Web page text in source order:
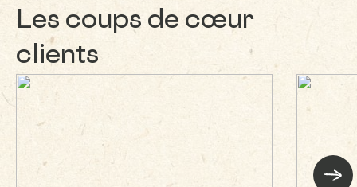
Les coups de cœur
clients